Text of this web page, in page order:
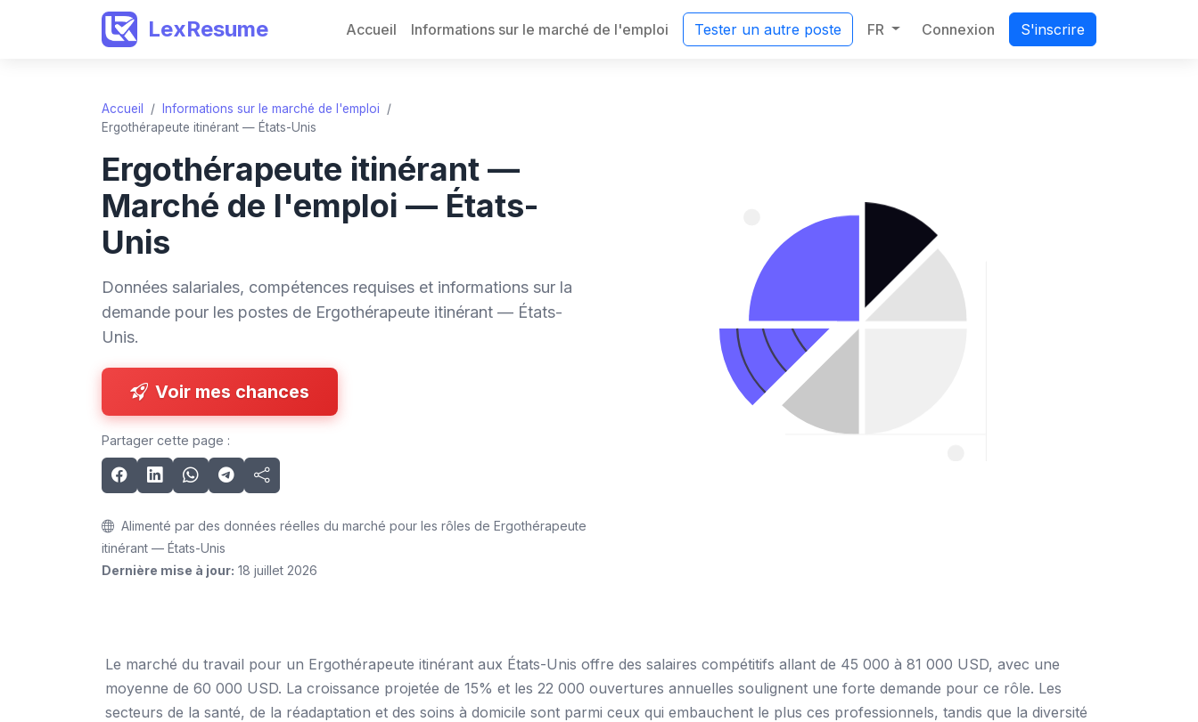
LexResume Accueil Informations sur le marché de l'emploi Tester un autre poste FR Connexion S'inscrire
Accueil / Informations sur le marché de l'emploi
/
Ergothérapeute itinérant — États-Unis
Ergothérapeute itinérant —
Marché de l'emploi — États-
Unis
Données salariales, compétences requises et informations sur la
demande pour les postes de Ergothérapeute itinérant — États-
Unis.
Voir mes chances
Partager cette page :
Alimenté par des données réelles du marché pour les rôles de Ergothérapeute
itinérant — États-Unis
Dernière mise à jour: 18 juillet 2026
Le marché du travail pour un Ergothérapeute itinérant aux États-Unis offre des salaires compétitifs allant de 45 000 à 81 000 USD, avec une
moyenne de 60 000 USD. La croissance projetée de 15% et les 22 000 ouvertures annuelles soulignent une forte demande pour ce rôle. Les
secteurs de la santé, de la réadaptation et des soins à domicile sont parmi ceux qui embauchent le plus ces professionnels, tandis que la diversité